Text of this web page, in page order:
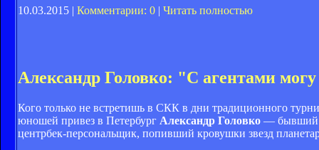
10.03.2015 | Комментарии: 0 | Читать полностью
Александр Головко: "С агентами могу
Кого только не встретишь в СКК в дни традиционного
юношей привез в Петербург Александр Головко — бывший
центрбек-персональщик, попивший кровушки звезд